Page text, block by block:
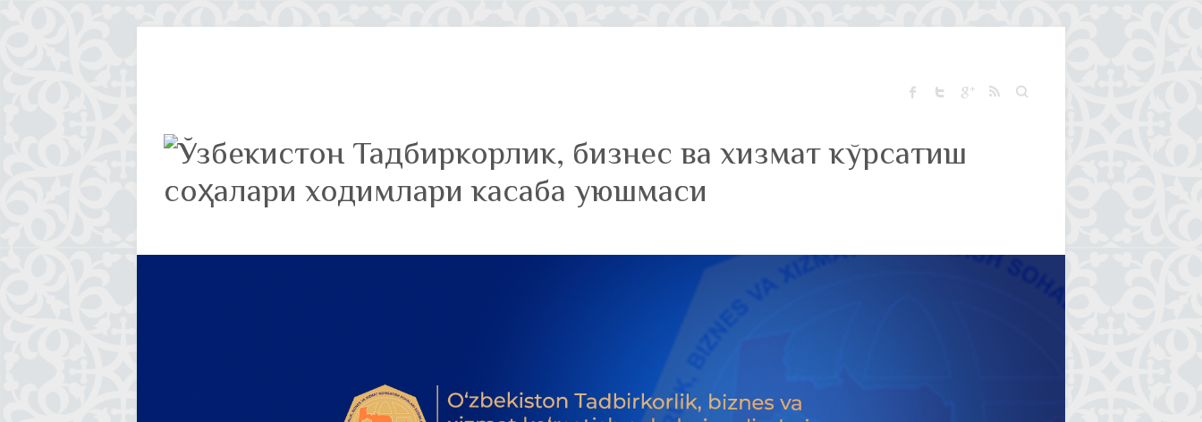
Қидириш